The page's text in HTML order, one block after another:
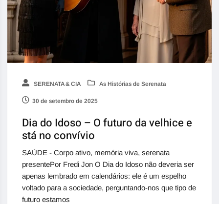
SERENATA & CIA As Histórias de Serenata
30 de setembro de 2025
Dia do Idoso – O futuro da velhice e
stá no convívio
SAÚDE - Corpo ativo, memória viva, serenata
presentePor Fredi Jon O Dia do Idoso não deveria ser
apenas lembrado em calendários: ele é um espelho
voltado para a sociedade, perguntando-nos que tipo de
futuro estamos